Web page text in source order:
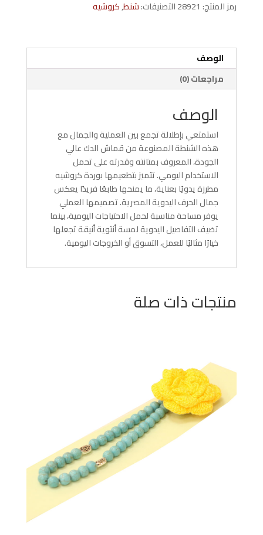
مطرزة
رمز المنتج: 28921التصنيفات:شنط,كروشيه
الوصف
مراجعات (0)
الوصف
استمتعي بإطلالة تجمع بين العملية والجمال مع
هذه الشنطة المصنوعة من قماش الدك عالي
الجودة، المعروف بمتانته وقدرته على تحمل
الاستخدام اليومي. تتميز بتطعيمها بوردة كروشيه
مطرزة يدويًا بعناية، ما يمنحها طابعًا فريدًا يعكس
جمال الحرف اليدوية المصرية. تصميمها العملي
يوفر مساحة مناسبة لحمل الاحتياجات اليومية، بينما
تضيف التفاصيل اليدوية لمسة أنثوية أنيقة تجعلها
خيارًا مثاليًا للعمل، التسوق أو الخروجات اليومية.
منتجات ذات صلة